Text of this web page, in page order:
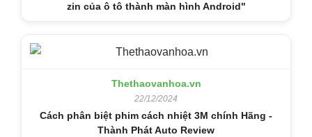
zin của ô tô thành màn hình Android"
Thethaovanhoa.vn
22/12/2024
Cách phân biệt phim cách nhiệt 3M chính Hãng -
Thành Phát Auto Review